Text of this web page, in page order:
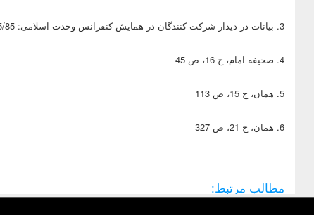
3. بيانات در ديدار شركت كنندگان در همايش كنفرانس وحدت اسلامى: 30/5/85.
4. صحيفه امام، ج ‏16، ص 45
5. همان، ج ‏15، ص 113
6. همان، ج ‏21، ص 327
مطالب مرتبط: